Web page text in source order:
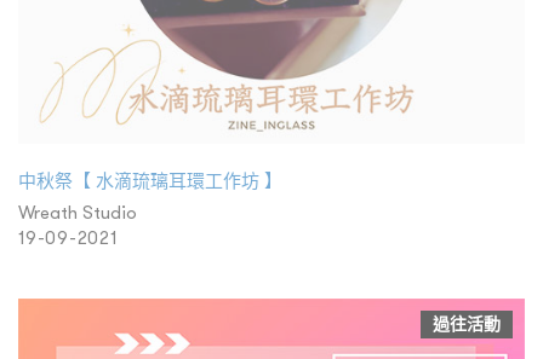
中秋祭【 水滴琉璃耳環工作坊 】
Wreath Studio
19-09-2021
過往活動